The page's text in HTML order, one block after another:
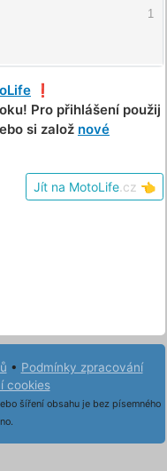
1
❗️
Pro přihlášení použij
si založ nové
Jít na MotoLife .cz 👈
• Podmínky zpracování
cookies
šíření obsahu je bez písemného